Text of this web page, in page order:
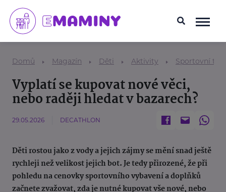
Domů Magazín Děti Aktivity Sportovní
Vyplatí se kupovat nové věci,
nebo raději hledat v bazarech?
29.05.2026 DECATHLON
Děti rostou jako z vody a jejich zájmy se mění snad ještě
rychleji než velikost jejich bot. Je tedy přirozené, že při
pohledu na cenovky sportovního vybavení a doplňků
začnete zvažovat, zda je nutné kupovat vše nové, nebo